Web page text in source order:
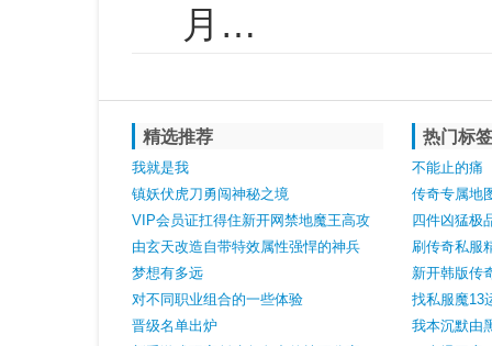
月…
精选推荐
我就是我
镇妖伏虎刀勇闯神秘之境
VIP会员证扛得住新开网禁地魔王高攻
击的实战帮衬一把
由玄天改造自带特效属性强悍的神兵
梦想有多远
对不同职业组合的一些体验
晋级名单出炉
热门标
不能止的痛
传奇专属地
四件凶猛极
刷传奇私服
新开韩版传
攻技能彻地
找私服魔13
巅峰配置
我本沉默由